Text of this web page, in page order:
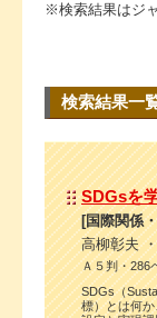
※検索結果はジ
検索結果一
SDGsを
[国際関係
高柳彰夫
Ａ５判・286
SDGs（
標）とは何